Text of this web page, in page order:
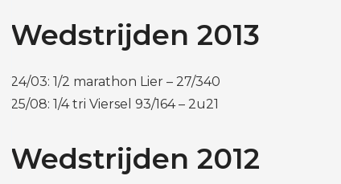
Wedstrijden 2013
24/03: 1/2 marathon Lier – 27/340
25/08: 1/4 tri Viersel 93/164 – 2u21
Wedstrijden 2012